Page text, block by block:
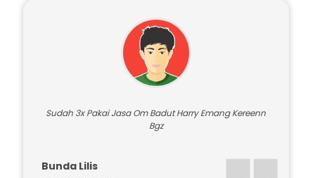
Testimoni Pelanggan
Sudah 3x Pakai Jasa Om Badut Harry Emang Kereenn